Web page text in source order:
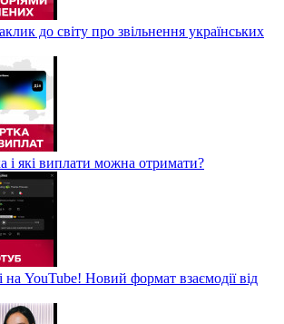
до світу про звільнення українських
і які виплати можна отримати?
на YouTube! Новий формат взаємодії від